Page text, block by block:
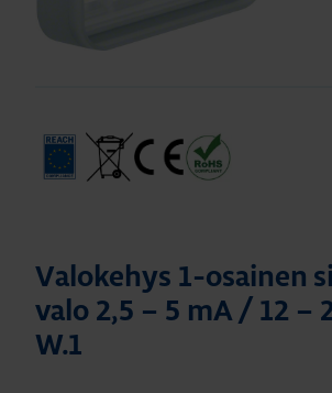
Valokehys 1-osainen
valo 2,5 – 5 mA / 12 –
W.1